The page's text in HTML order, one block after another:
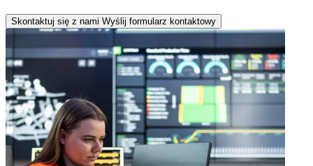
Skontaktuj się z nami Wyślij formularz kontaktowy